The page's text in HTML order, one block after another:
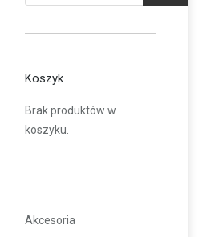
Koszyk
Brak produktów w
koszyku.
Akcesoria